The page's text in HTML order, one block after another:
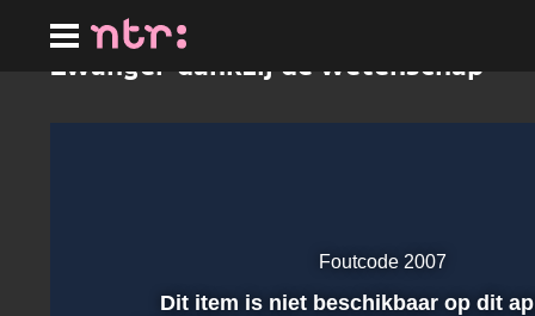
hoofdinhoud
Zwanger dankzij de wetenschap
Afspelen
Foutcode 2007
Dit item is niet beschikbaar op dit